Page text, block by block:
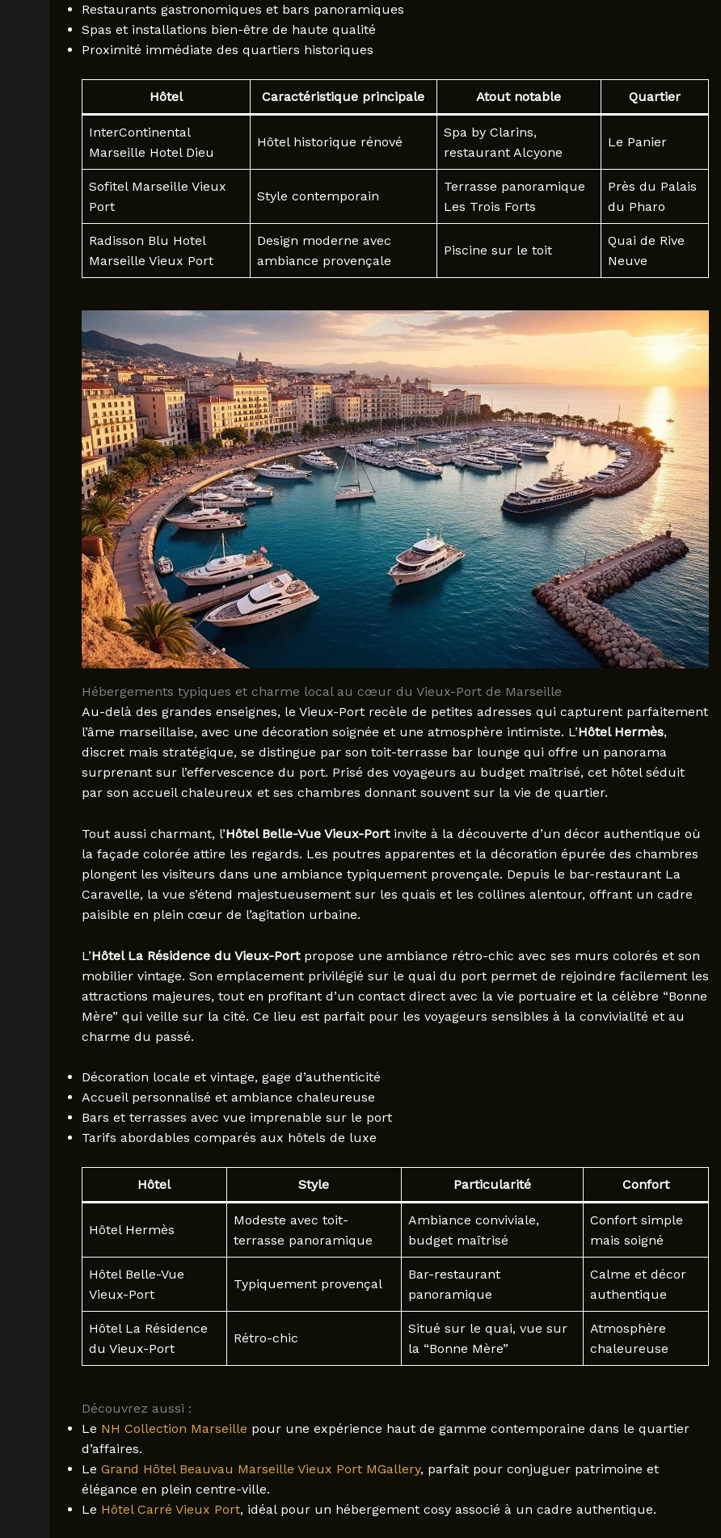
Restaurants gastronomiques et bars panoramiques
Spas et installations bien-être de haute qualité
Proximité immédiate des quartiers historiques
Hôtel Caractéristique principale Atout notable Quartier
InterContinental
Marseille Hotel Dieu
Hôtel historique rénové
Spa by Clarins,
restaurant Alcyone
Le Panier
Sofitel Marseille Vieux
Port
Style contemporain
Terrasse panoramique
Les Trois Forts
Près du Palais
du Pharo
Radisson Blu Hotel
Marseille Vieux Port
Design moderne avec
ambiance provençale
Piscine sur le toit
Quai de Rive
Neuve
Hébergements typiques et charme local au cœur du Vieux-Port de Marseille
Au-delà des grandes enseignes, le Vieux-Port recèle de petites adresses qui capturent parfaitement
l’âme marseillaise, avec une décoration soignée et une atmosphère intimiste. L’Hôtel Hermès,
discret mais stratégique, se distingue par son toit-terrasse bar lounge qui offre un panorama
surprenant sur l’effervescence du port. Prisé des voyageurs au budget maîtrisé, cet hôtel séduit
par son accueil chaleureux et ses chambres donnant souvent sur la vie de quartier.
Tout aussi charmant, l’Hôtel Belle-Vue Vieux-Portinvite à la découverte d’un décor authentique où
la façade colorée attire les regards. Les poutres apparentes et la décoration épurée des chambres
plongent les visiteurs dans une ambiance typiquement provençale. Depuis le bar-restaurant La
Caravelle, la vue s’étend majestueusement sur les quais et les collines alentour, offrant un cadre
paisible en plein cœur de l’agitation urbaine.
L’Hôtel La Résidence du Vieux-Portpropose une ambiance rétro-chic avec ses murs colorés et son
mobilier vintage. Son emplacement privilégié sur le quai du port permet de rejoindre facilement les
attractions majeures, tout en profitant d’un contact direct avec la vie portuaire et la célèbre “Bonne
Mère” qui veille sur la cité. Ce lieu est parfait pour les voyageurs sensibles à la convivialité et au
charme du passé.
Décoration locale et vintage, gage d’authenticité
Accueil personnalisé et ambiance chaleureuse
Bars et terrasses avec vue imprenable sur le port
Tarifs abordables comparés aux hôtels de luxe
Hôtel Style Particularité Confort
Hôtel Hermès
Modeste avec toit-
terrasse panoramique
Ambiance conviviale,
budget maîtrisé
Confort simple
mais soigné
Hôtel Belle-Vue
Vieux-Port
Typiquement provençal
Bar-restaurant
panoramique
Calme et décor
authentique
Hôtel La Résidence
du Vieux-Port
Rétro-chic
Situé sur le quai, vue sur
la “Bonne Mère”
Atmosphère
chaleureuse
Découvrez aussi :
Le NH Collection Marseille pour une expérience haut de gamme contemporaine dans le quartier
d’affaires.
Le Grand Hôtel Beauvau Marseille Vieux Port MGallery, parfait pour conjuguer patrimoine et
élégance en plein centre-ville.
Le Hôtel Carré Vieux Port, idéal pour un hébergement cosy associé à un cadre authentique.